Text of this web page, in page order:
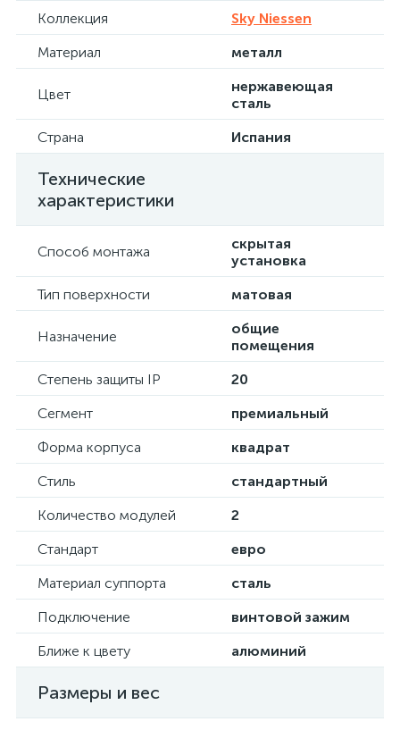
Коллекция
Sky Niessen
Материал
металл
Цвет
нержавеющая
сталь
Страна
Испания
Технические
характеристики
Способ монтажа
скрытая
установка
Тип поверхности
матовая
Назначение
общие
помещения
Степень защиты IP
20
Сегмент
премиальный
Форма корпуса
квадрат
Стиль
стандартный
Количество модулей
2
Стандарт
евро
Материал суппорта
сталь
Подключение
винтовой зажим
Ближе к цвету
алюминий
Размеры и вес